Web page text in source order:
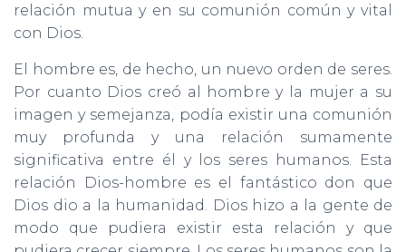
relación mutua y en su comunión común y vital
con Dios.
El hombre es, de hecho, un nuevo orden de seres.
Por cuanto Dios creó al hombre y la mujer a su
imagen y semejanza, podía existir una comunión
muy profunda y una relación sumamente
significativa entre él y los seres humanos. Esta
relación Dios-hombre es el fantástico don que
Dios dio a la humanidad. Dios hizo a la gente de
modo que pudiera existir esta relación y que